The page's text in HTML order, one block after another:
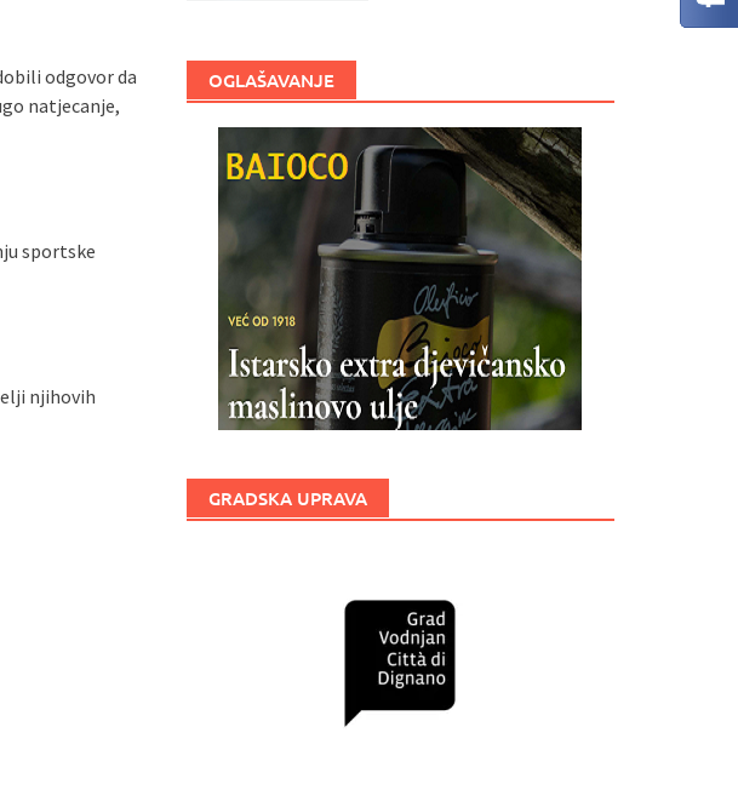
odgovor da
natjecanje,
sportske
njihovih
OGLAŠAVANJE
GRADSKA UPRAVA